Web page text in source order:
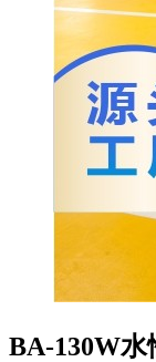
BA-130W